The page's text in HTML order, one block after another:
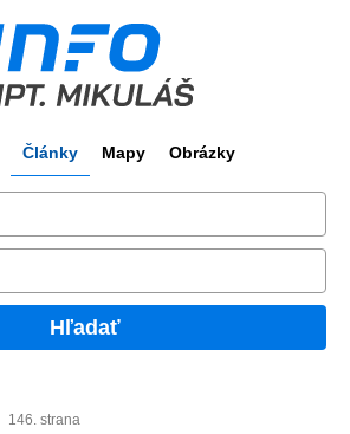
Články Mapy Obrázky
Hľadať
146. strana